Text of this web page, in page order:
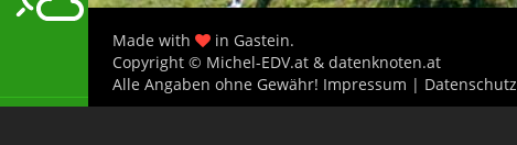
Made with
in Gastein.
Copyright © Michel-EDV.at & datenknoten.at
Alle Angaben ohne Gewähr! Impressum | Datenschutz